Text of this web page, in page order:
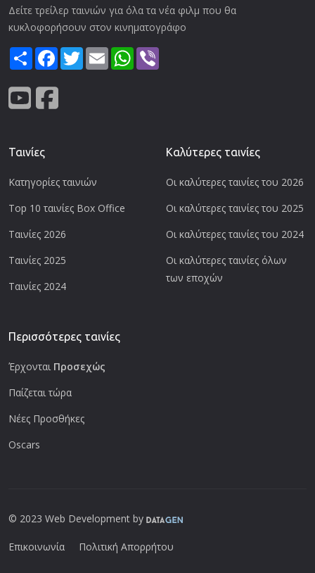
Δείτε τρείλερ ταινιών για όλα τα νέα φιλμ που θα
κυκλοφορήσουν στον κινηματογράφο
ShareFacebook
TwitterEmail WhatsApp
Ταινίες
Κατηγορίες ταινιών
Top 10 ταινίες Box Office
Ταινίες 2026
Ταινίες 2025
Ταινίες 2024
Καλύτερες ταινίες
Οι καλύτερες ταινίες του 2026
Οι καλύτερες ταινίες του 2025
Οι καλύτερες ταινίες του 2024
Οι καλύτερες ταινίες όλων
των εποχών
Περισσότερες ταινίες
Έρχονται Προσεχώς
Παίζεται τώρα
Νέες Προσθήκες
Oscars
© 2023 Web Development by
Επικοινωνία Πολιτική Απορρήτου